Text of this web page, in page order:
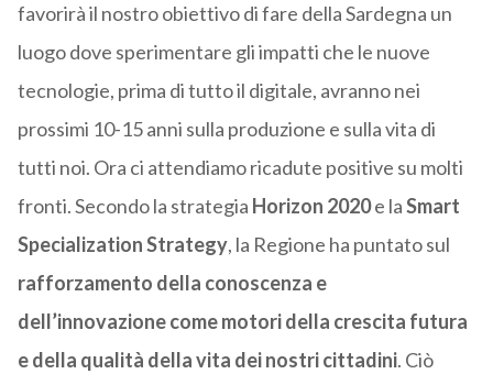
favorirà il nostro obiettivo di fare della Sardegna un
luogo dove sperimentare gli impatti che le nuove
tecnologie, prima di tutto il digitale, avranno nei
prossimi 10-15 anni sulla produzione e sulla vita di
tutti noi. Ora ci attendiamo ricadute positive su molti
fronti. Secondo la strategia Horizon 2020e laSmart
Specialization Strategy, la Regione ha puntato sul
rafforzamento della conoscenza e
dell’innovazione come motori della crescita futura
e della qualità della vita dei nostri cittadini. Ciò